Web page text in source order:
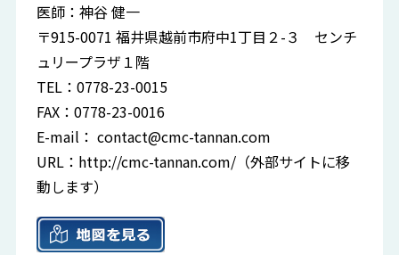
医師：神谷 健一
〒915-0071 福井県越前市府中1丁目２-３ センチ
ュリープラザ１階
TEL：0778-23-0015
FAX：0778-23-0016
E-mail：contact@cmc-tannan.com
URL： http://cmc-tannan.com/ （外部サイトに移
動します）